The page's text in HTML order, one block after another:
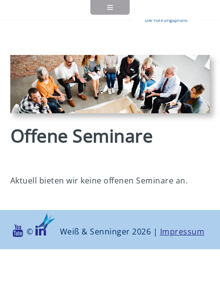
Offene Seminare
Aktuell bieten wir keine offenen Seminare an.
© Weiß & Senninger 2026 | Impressum